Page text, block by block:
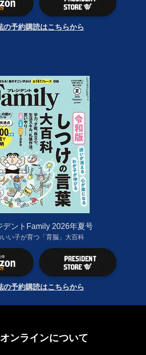
の予約購読はこちらから
デントFamily 2026年夏号
いい子が育つ「育脳」大百科
の予約購読はこちらから
ンラインについて